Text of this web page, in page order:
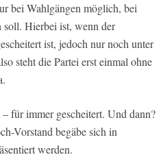
bei Wahlgängen möglich, bei
soll. Hierbei ist, wenn der
ist, jedoch nur noch unter
steht die Partei erst einmal ohne
für immer gescheitert. Und dann?
Vorstand begäbe sich in
werden.